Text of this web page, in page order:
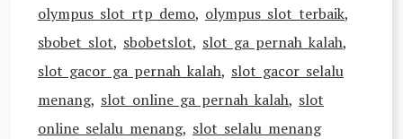
olympus slot rtp demo, olympus slot terbaik,
sbobet slot, sbobetslot, slot ga pernah kalah,
slot gacor ga pernah kalah, slot gacor selalu
menang, slot online ga pernah kalah, slot
online selalu menang, slot selalu menang